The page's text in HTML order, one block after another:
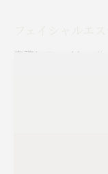
実際にフェイシャ